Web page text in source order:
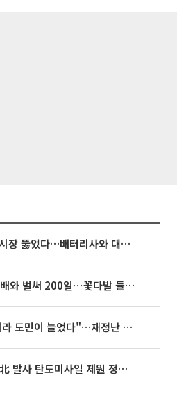
포스코퓨처엠, LFP 시장 뚫었다…배터리사와 대규모 장기 공급 합의
아옳이, 한의사 김형배와 벌써 200일⋯꽃다발 들고 "프러포즈 아냐"
추미애 "복지가 아니라 도민이 늘었다"…재정난 책임론 정면돌파
사 탄도미사일 제원 정밀분석 중"